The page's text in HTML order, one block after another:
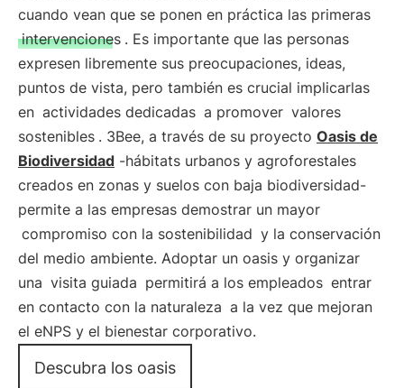
cuando vean que se ponen en práctica las primeras
intervenciones . Es importante que las personas
expresen libremente sus preocupaciones, ideas,
puntos de vista, pero también es crucial implicarlas
en actividades dedicadas a promover valores
sostenibles . 3Bee, a través de su proyecto Oasis de
Biodiversidad -hábitats urbanos y agroforestales
creados en zonas y suelos con baja biodiversidad-
permite a las empresas demostrar un mayor
compromiso con la sostenibilidad y la conservación
del medio ambiente. Adoptar un oasis y organizar
una visita guiada permitirá a los empleados entrar
en contacto con la naturaleza a la vez que mejoran
el eNPS y el bienestar corporativo.
Descubra los oasis